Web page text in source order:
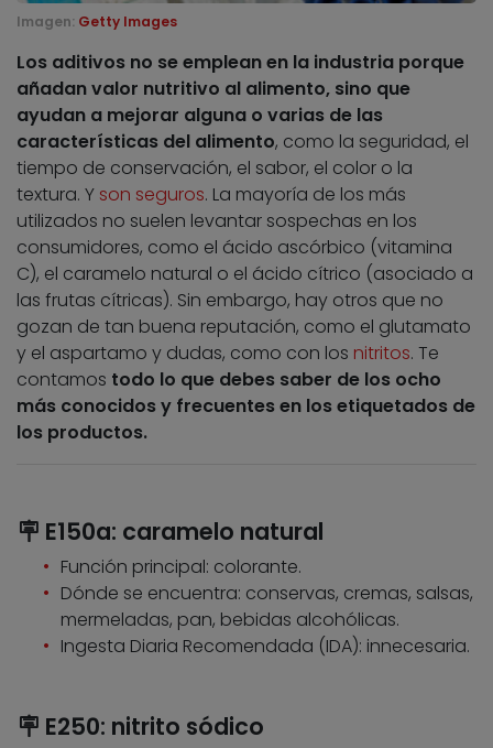
Imagen: Getty Images
Los aditivos no se emplean en la industria porque
añadan valor nutritivo al alimento, sino que
ayudan a mejorar alguna o varias de las
características del alimento, como la seguridad, el
tiempo de conservación, el sabor, el color o la
textura. Y son seguros. La mayoría de los más
utilizados no suelen levantar sospechas en los
consumidores, como el ácido ascórbico (vitamina
C), el caramelo natural o el ácido cítrico (asociado a
las frutas cítricas). Sin embargo, hay otros que no
gozan de tan buena reputación, como el glutamato
y el aspartamo y dudas, como con los nitritos. Te
contamos todo lo que debes saber de los ocho
más conocidos y frecuentes en los etiquetados de
los productos.
🪧 E150a: caramelo natural
Función principal: colorante.
Dónde se encuentra: conservas, cremas, salsas,
mermeladas, pan, bebidas alcohólicas.
Ingesta Diaria Recomendada (IDA): innecesaria.
🪧 E250: nitrito sódico